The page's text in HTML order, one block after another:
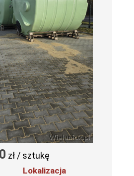
zł / sztukę
Lokalizacja